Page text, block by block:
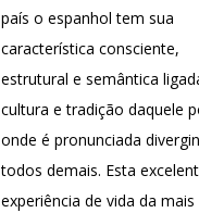
país o espanhol tem sua
característica consciente,
estrutural e semântica
cultura e tradição daquele
onde é pronunciada
todos demais. Esta
experiência de vida da mais